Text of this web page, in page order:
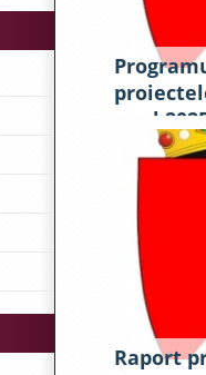
anul
Raport